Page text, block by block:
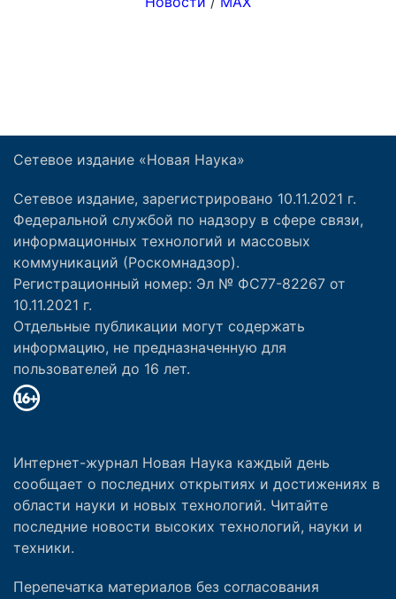
Сетевое издание «Новая Наука»
Сетевое издание, зарегистрировано 10.11.2021 г.
Федеральной службой по надзору в сфере связи,
информационных технологий и массовых
коммуникаций (Роскомнадзор).
Регистрационный номер: Эл № ФС77-82267 от
10.11.2021 г.
Отдельные публикации могут содержать
информацию, не предназначенную для
пользователей до 16 лет.
Интернет-журнал Новая Наука каждый день
сообщает о последних открытиях и достижениях в
области науки и новых технологий. Читайте
последние новости высоких технологий, науки и
техники.
Перепечатка материалов без согласования